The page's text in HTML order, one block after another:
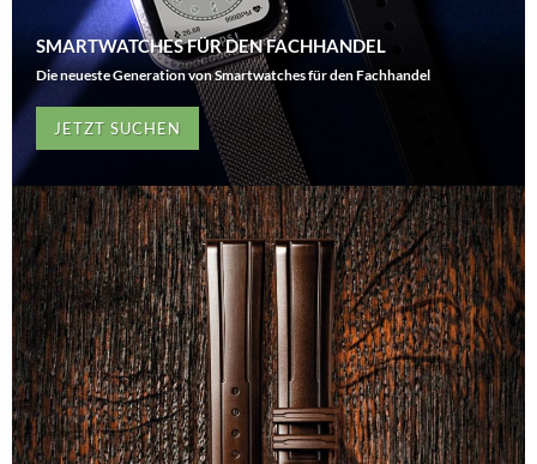
SMARTWATCHES FÜR DEN FACHHANDEL
Die neueste Generation von Smartwatches für den Fachhandel
JETZT SUCHEN